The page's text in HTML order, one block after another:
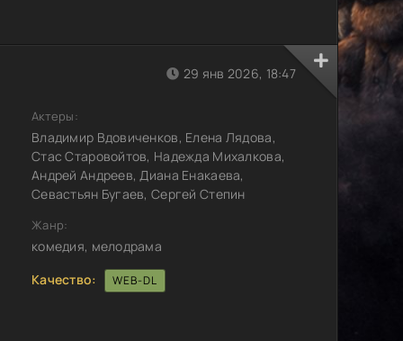
29 янв 2026, 18:47
Актеры:
Владимир Вдовиченков, Елена Лядова,
Стас Старовойтов, Надежда Михалкова,
Андрей Андреев, Диана Енакаева,
Севастьян Бугаев, Сергей Степин
Жанр:
комедия, мелодрама
Качество:
WEB-DL